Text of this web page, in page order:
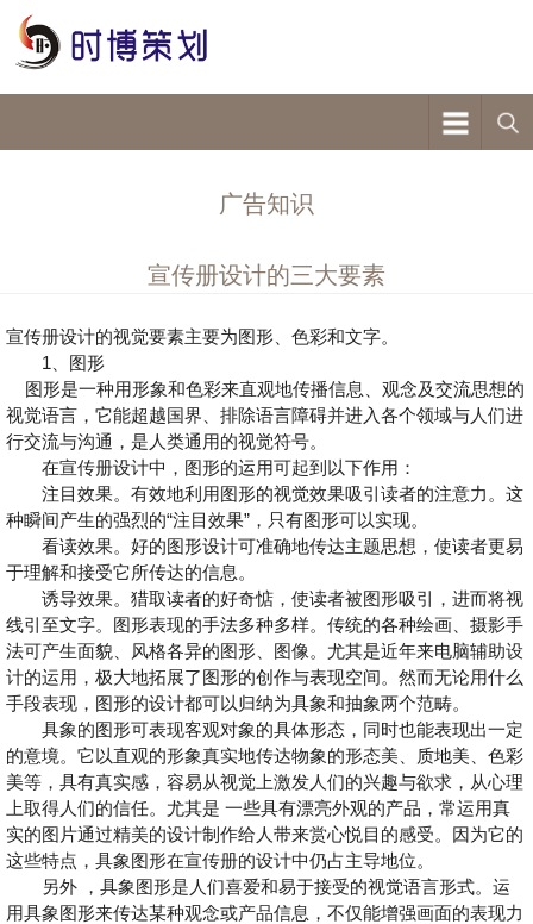
广告知识
宣传册设计的三大要素
宣传册设计的视觉要素主要为图形、色彩和文字。
1、图形
图形是一种用形象和色彩来直观地传播信息、观念及交流思想的
视觉语言，它能超越国界、排除语言障碍并进入各个领域与人们进
行交流与沟通，是人类通用的视觉符号。
在宣传册设计中，图形的运用可起到以下作用：
注目效果。有效地利用图形的视觉效果吸引读者的注意力。这
种瞬间产生的强烈的“注目效果”，只有图形可以实现。
看读效果。好的图形设计可准确地传达主题思想，使读者更易
于理解和接受它所传达的信息。
诱导效果。猎取读者的好奇惦，使读者被图形吸引，进而将视
线引至文字。图形表现的手法多种多样。传统的各种绘画、摄影手
法可产生面貌、风格各异的图形、图像。尤其是近年来电脑辅助设
计的运用，极大地拓展了图形的创作与表现空间。然而无论用什么
手段表现，图形的设计都可以归纳为具象和抽象两个范畴。
具象的图形可表现客观对象的具体形态，同时也能表现出一定
的意境。它以直观的形象真实地传达物象的形态美、质地美、色彩
美等，具有真实感，容易从视觉上激发人们的兴趣与欲求，从心理
上取得人们的信任。尤其是 一些具有漂亮外观的产品，常运用真
实的图片通过精美的设计制作给人带来赏心悦目的感受。因为它的
这些特点，具象图形在宣传册的设计中仍占主导地位。
另外 ，具象图形是人们喜爱和易于接受的视觉语言形式。运
用具象图形来传达某种观念或产品信息，不仅能增强画面的表现力